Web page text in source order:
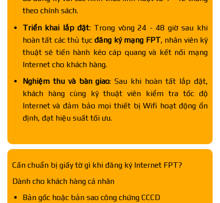
theo chính sách.
Triển khai lắp đặt: Trong vòng 24 - 48 giờ sau khi
hoàn tất các thủ tục đăng ký mạng FPT, nhân viên kỹ
thuật sẽ tiến hành kéo cáp quang và kết nối mạng
Internet cho khách hàng.
Nghiệm thu và bàn giao: Sau khi hoàn tất lắp đặt,
khách hàng cùng kỹ thuật viên kiểm tra tốc độ
Internet và đảm bảo mọi thiết bị Wifi hoạt động ổn
định, đạt hiệu suất tối ưu.
Cần chuẩn bị giấy tờ gì khi đăng ký Internet FPT?
Dành cho khách hàng cá nhân
Bản gốc hoặc bản sao công chứng CCCD